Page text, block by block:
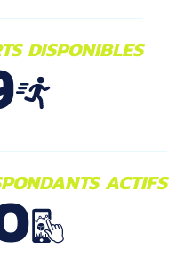
DISPONIBLES
ACTIFS